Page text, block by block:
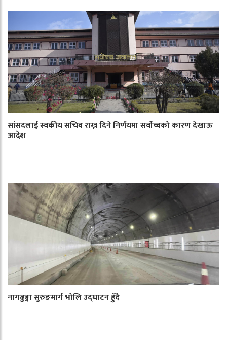
सांसदलाई स्वकीय सचिव राख्न दिने निर्णयमा सर्वोच्चको कारण देखाऊ
आदेश
नागढुङ्गा सुरुङमार्ग भोलि उद्घाटन हुँदै